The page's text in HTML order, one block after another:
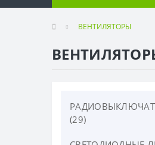
ВЕНТИЛЯТОРЫ
(29)